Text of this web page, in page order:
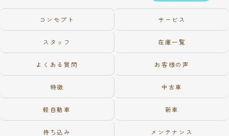
コンセプト サービス
スタッフ 在庫一覧
よくある質問 お客様の声
特徴 中古車
軽自動車 新車
持ち込み メンテナンス